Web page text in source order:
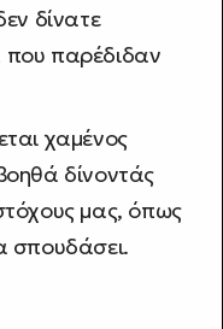
δίνατε
παρέδιδαν
χαμένος
δίνοντάς
μας, όπως
σπουδάσει.